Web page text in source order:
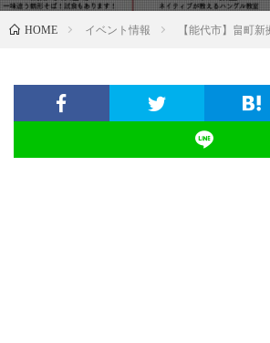
HOME イベント情報 【能代市】畠町